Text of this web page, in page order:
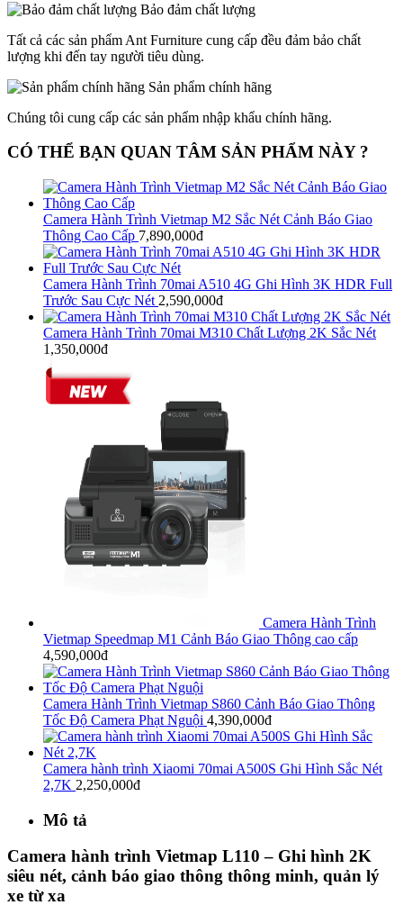
Bảo đảm chất lượng
Tất cả các sản phẩm Ant Furniture cung cấp đều đảm bảo chất
lượng khi đến tay người tiêu dùng.
Sản phẩm chính hãng
Chúng tôi cung cấp các sản phẩm nhập khẩu chính hãng.
CÓ THỂ BẠN QUAN TÂM SẢN PHẨM NÀY ?
Camera Hành Trình Vietmap M2 Sắc Nét Cảnh Báo Giao
Thông Cao Cấp 7,890,000đ
Camera Hành Trình 70mai A510 4G Ghi Hình 3K HDR Full
Trước Sau Cực Nét 2,590,000đ
Camera Hành Trình 70mai M310 Chất Lượng 2K Sắc Nét
1,350,000đ
Camera Hành Trình
Vietmap Speedmap M1 Cảnh Báo Giao Thông cao cấp
4,590,000đ
Camera Hành Trình Vietmap S860 Cảnh Báo Giao Thông
Tốc Độ Camera Phạt Nguội 4,390,000đ
Camera hành trình Xiaomi 70mai A500S Ghi Hình Sắc Nét
2,7K 2,250,000đ
Mô tả
Camera hành trình Vietmap L110 – Ghi hình 2K
siêu nét, cảnh báo giao thông thông minh, quản lý
xe từ xa